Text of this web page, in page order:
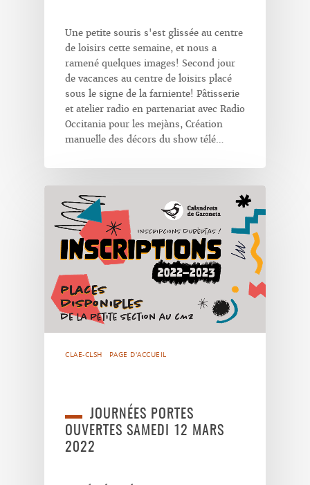
Une petite souris s'est glissée au centre
de loisirs cette semaine, et nous a
ramené quelques images! Second jour
de vacances au centre de loisirs placé
sous le signe de la farniente! Pâtisserie
et atelier radio en partenariat avec Radio
Occitania pour les mejàns, Création
manuelle des décors du show télé…
CLAE-CLSH PAGE D'ACCUEIL
JOURNÉES PORTES
OUVERTES SAMEDI 12 MARS
2022